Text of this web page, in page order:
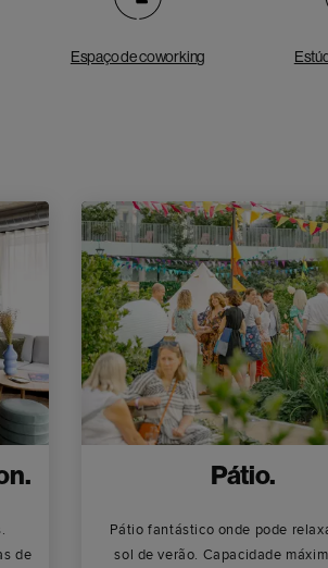
Espaço de coworking
de
Pátio.
Pátio fantástico onde pode
sol de verão. Capacidade